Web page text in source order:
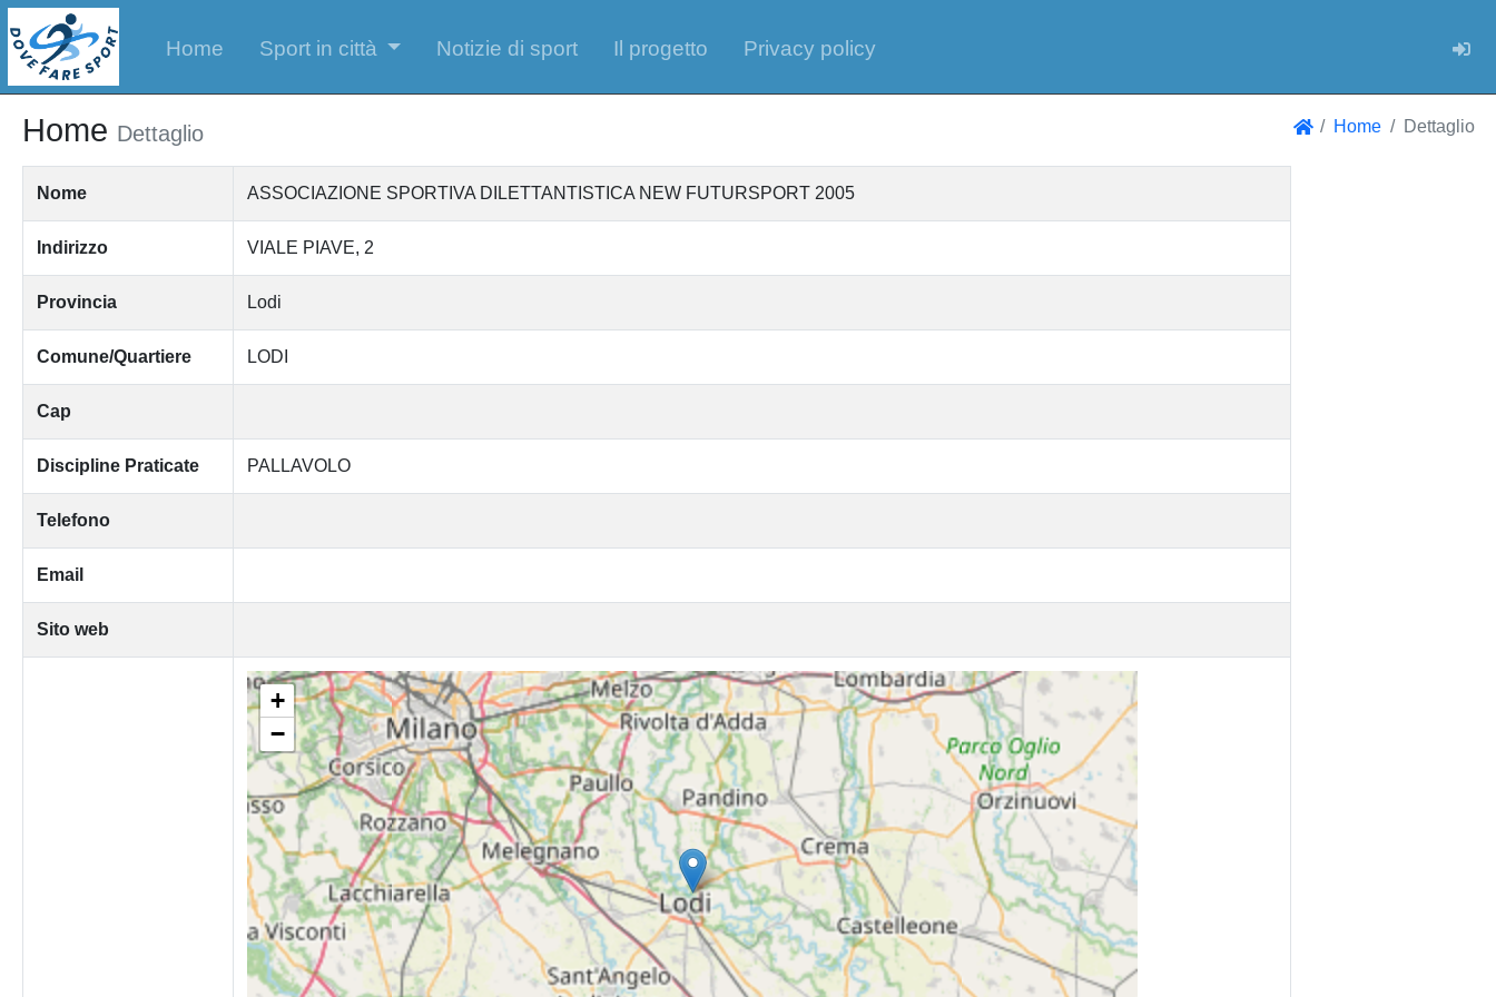
Home Sport in città Notizie di sport Il progetto Privacy policy
Home Dettaglio Home Dettaglio
Nome ASSOCIAZIONE SPORTIVA DILETTANTISTICA NEW FUTURSPORT 2005
Indirizzo VIALE PIAVE, 2
Provincia Lodi
Comune/Quartiere LODI
Cap
Discipline Praticate PALLAVOLO
Telefono
Email
Sito web
+
−